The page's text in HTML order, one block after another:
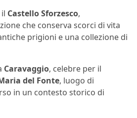
Castello Sforzesco,
che conserva scorci di vita
prigioni e una collezione di
Caravaggio, celebre per il
del Fonte, luogo di
in un contesto storico di